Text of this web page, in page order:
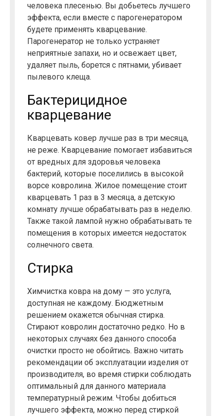
человека плесенью. Вы добьетесь лучшего
эффекта, если вместе с парогенератором
будете применять кварцевание.
Парогенератор не только устраняет
неприятные запахи, но и освежает цвет,
удаляет пыль, борется с пятнами, убивает
пылевого клеща.
Бактерицидное
кварцевание
Кварцевать ковер лучше раз в три месяца,
не реже. Кварцевание помогает избавиться
от вредных для здоровья человека
бактерий, которые поселились в высокой
ворсе ковролина. Жилое помещение стоит
кварцевать 1 раз в 3 месяца, а детскую
комнату лучше обрабатывать раз в неделю.
Также такой лампой нужно обрабатывать те
помещения в которых имеется недостаток
солнечного света.
Стирка
Химчистка ковра на дому — это услуга,
доступная не каждому. Бюджетным
решением окажется обычная стирка.
Стирают ковролин достаточно редко. Но в
некоторых случаях без данного способа
очистки просто не обойтись. Важно читать
рекомендации об эксплуатации изделия от
производителя, во время стирки соблюдать
оптимальный для данного материала
температурный режим. Чтобы добиться
лучшего эффекта, можно перед стиркой